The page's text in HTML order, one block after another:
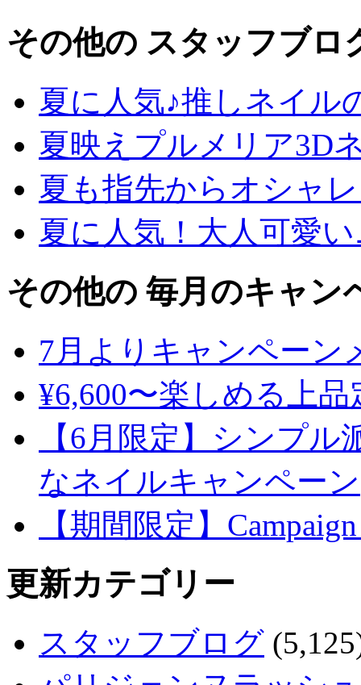
その他の スタッフブロ
夏に人気♪推しネイル
夏映えプルメリア3D
夏も指先からオシャ
夏に人気！大人可愛
その他の 毎月のキャン
7月よりキャンペーン
¥6,600〜楽しめる上
【6月限定】シンプ
なネイルキャンペーン
【期間限定】
更新カテゴリー
スタッフブログ